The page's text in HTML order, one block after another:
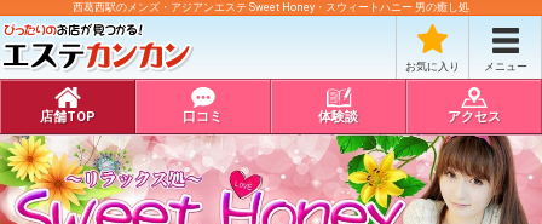
西葛西駅のメンズ・アジアンエステ Sweet Honey・スウィートハニー 男の癒し処
お気に入り メニュー
店舗TOP 口コミ 体験談 アクセス